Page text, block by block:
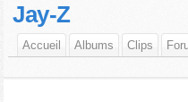
Jay-Z
Accueil Albums Clips